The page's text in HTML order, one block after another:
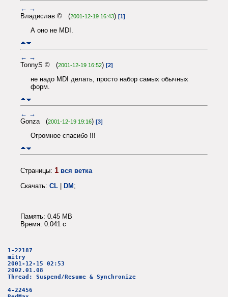
← →
Владислав © (2001-12-19 16:43) [1]
А оно не MDI.
← →
TonnyS © (2001-12-19 16:52) [2]
не надо MDI делать, просто набор самых обычных
форм.
← →
Gonza (2001-12-19 19:16) [3]
Огромное спасибо !!!
Страницы: 1 вся ветка
Скачать: CL | DM;
Память: 0.45 MB
Время: 0.041 c
1-22187
mitry
2001-12-15 02:53
2002.01.08
Thread: Suspend/Resume & Synchronize
4-22456